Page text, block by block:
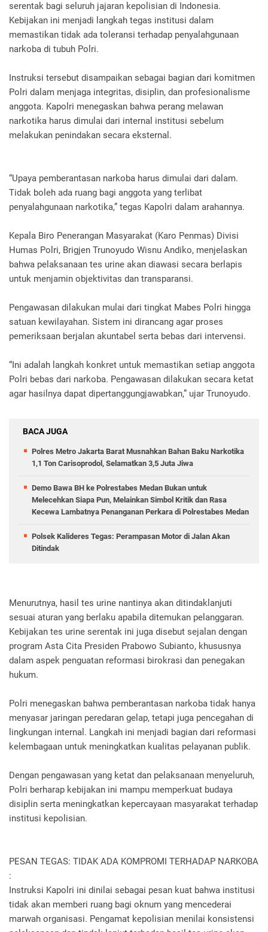
serentak bagi seluruh jajaran kepolisian di Indonesia.
Kebijakan ini menjadi langkah tegas institusi dalam
memastikan tidak ada toleransi terhadap penyalahgunaan
narkoba di tubuh Polri.
Instruksi tersebut disampaikan sebagai bagian dari komitmen
Polri dalam menjaga integritas, disiplin, dan profesionalisme
anggota. Kapolri menegaskan bahwa perang melawan
narkotika harus dimulai dari internal institusi sebelum
melakukan penindakan secara eksternal.
“Upaya pemberantasan narkoba harus dimulai dari dalam.
Tidak boleh ada ruang bagi anggota yang terlibat
penyalahgunaan narkotika,” tegas Kapolri dalam arahannya.
Kepala Biro Penerangan Masyarakat (Karo Penmas) Divisi
Humas Polri, Brigjen Trunoyudo Wisnu Andiko, menjelaskan
bahwa pelaksanaan tes urine akan diawasi secara berlapis
untuk menjamin objektivitas dan transparansi.
Pengawasan dilakukan mulai dari tingkat Mabes Polri hingga
satuan kewilayahan. Sistem ini dirancang agar proses
pemeriksaan berjalan akuntabel serta bebas dari intervensi.
“Ini adalah langkah konkret untuk memastikan setiap anggota
Polri bebas dari narkoba. Pengawasan dilakukan secara ketat
agar hasilnya dapat dipertanggungjawabkan,” ujar Trunoyudo.
BACA JUGA
Polres Metro Jakarta Barat Musnahkan Bahan Baku Narkotika
1,1 Ton Carisoprodol, Selamatkan 3,5 Juta Jiwa
Demo Bawa BH ke Polrestabes Medan Bukan untuk
Melecehkan Siapa Pun, Melainkan Simbol Kritik dan Rasa
Kecewa Lambatnya Penanganan Perkara di Polrestabes Medan
Polsek Kalideres Tegas: Perampasan Motor di Jalan Akan
Ditindak
Menurutnya, hasil tes urine nantinya akan ditindaklanjuti
sesuai aturan yang berlaku apabila ditemukan pelanggaran.
Kebijakan tes urine serentak ini juga disebut sejalan dengan
program Asta Cita Presiden Prabowo Subianto, khususnya
dalam aspek penguatan reformasi birokrasi dan penegakan
hukum.
Polri menegaskan bahwa pemberantasan narkoba tidak hanya
menyasar jaringan peredaran gelap, tetapi juga pencegahan di
lingkungan internal. Langkah ini menjadi bagian dari reformasi
kelembagaan untuk meningkatkan kualitas pelayanan publik.
Dengan pengawasan yang ketat dan pelaksanaan menyeluruh,
Polri berharap kebijakan ini mampu memperkuat budaya
disiplin serta meningkatkan kepercayaan masyarakat terhadap
institusi kepolisian.
PESAN TEGAS: TIDAK ADA KOMPROMI TERHADAP NARKOBA
:
Instruksi Kapolri ini dinilai sebagai pesan kuat bahwa institusi
tidak akan memberi ruang bagi oknum yang mencederai
marwah organisasi. Pengamat kepolisian menilai konsistensi